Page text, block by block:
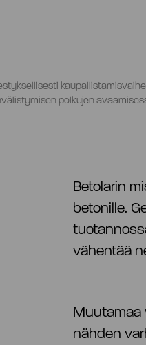
polkujen
Betolarin
betonille.
vähentää
Muutamaa
nähden